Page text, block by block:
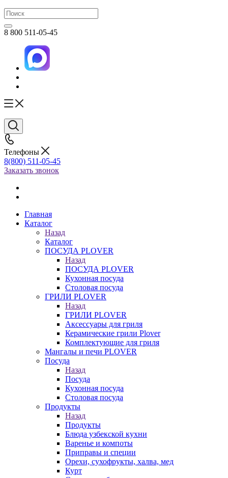
8 800 511-05-45
Телефоны
8(800) 511-05-45
Заказать звонок
Главная
Каталог
Назад
Каталог
ПОСУДА PLOVER
Назад
ПОСУДА PLOVER
Кухонная посуда
Столовая посуда
ГРИЛИ PLOVER
Назад
ГРИЛИ PLOVER
Аксессуары для гриля
Керамические грили Plover
Комплектующие для гриля
Мангалы и печи PLOVER
Посуда
Назад
Посуда
Кухонная посуда
Столовая посуда
Продукты
Назад
Продукты
Блюда узбекской кухни
Варенье и компоты
Приправы и специи
Орехи, сухофрукты, халва, мед
Курт